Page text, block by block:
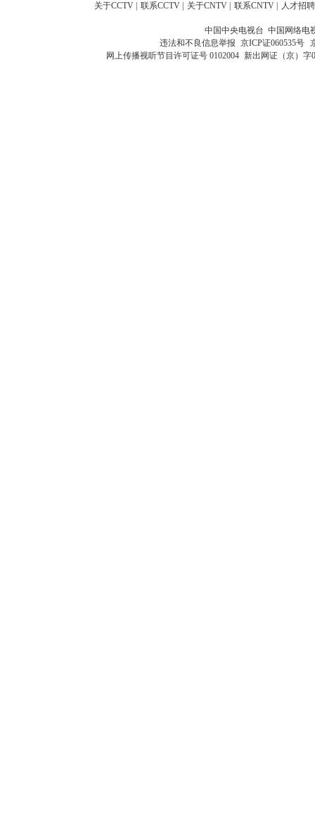
关于CCTV 联系CCTV 关于CNTV 联系CNTV 人才招聘
中国中央电视台 中国网络电
违法和不良信息举报 京ICP证060535号
网上传播视听节目许可证号 0102004 新出网证（京）